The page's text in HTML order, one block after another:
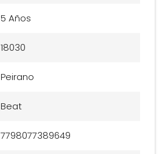
5 Años
18030
Peirano
Beat
7798077389649